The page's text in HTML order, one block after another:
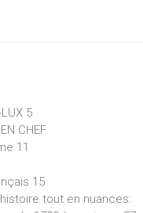
5
CHEF
11
15
tout en nuances: